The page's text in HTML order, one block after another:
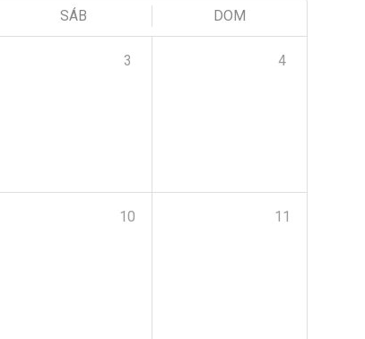
SÁB DOM
3 4
10 11